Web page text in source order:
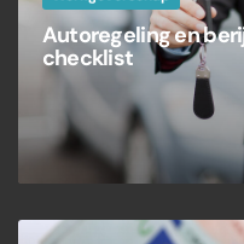
Autoregeling en
checklist